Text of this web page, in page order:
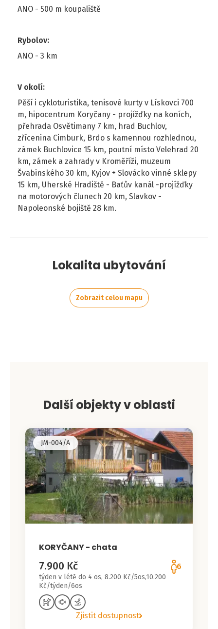
ANO - 500 m koupaliště
Rybolov:
ANO - 3 km
V okolí:
Pěší i cykloturistika, tenisové kurty v Lískovci 700
m, hipocentrum Koryčany - projížďky na koních,
přehrada Osvětimany 7 km, hrad Buchlov,
zřícenina Cimburk, Brdo s kamennou rozhlednou,
zámek Buchlovice 15 km, poutní místo Velehrad 20
km, zámek a zahrady v Kroměříži, muzeum
Švabinského 30 km, Kyjov + Slovácko vinné sklepy
15 km, Uherské Hradiště - Baťův kanál -projížďky
na motorových člunech 20 km, Slavkov -
Napoleonské bojiště 28 km.
Lokalita ubytování
Zobrazit celou mapu
Další objekty v oblasti
JM-004/A
KORYČANY - chata
7.900 Kč
týden v létě do 4 os, 8.200 Kč/5os,10.200
Kč/týden/6os
6
Zjistit dostupnost